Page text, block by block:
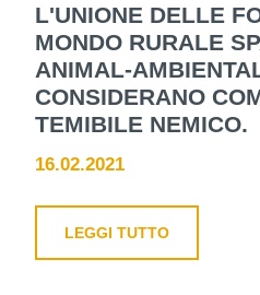
L'UNIONE DELLE
MONDO RURALE
ANIMAL-
CONSIDERANO
TEMIBILE NEMICO.
16.02.2021
LEGGI TUTTO